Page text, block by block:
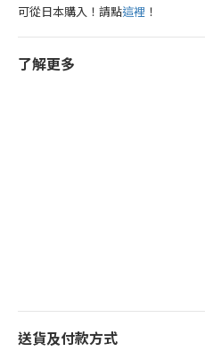
可從日本購入！請點這裡 ！
了解更多
送貨及付款方式